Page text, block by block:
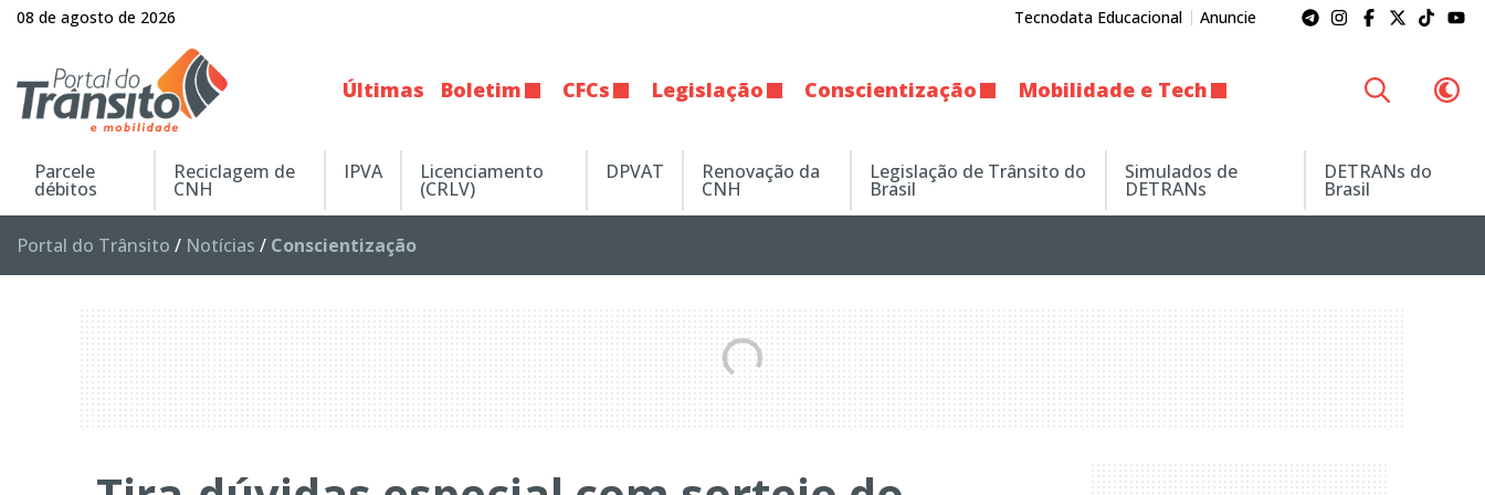
08 de agosto de 2026 Tecnodata Educacional Anuncie
Últimas Boletim CFCs Legislação Conscientização Mobilidade e Tech
Parcele
débitos
Reciclagem de
CNH
IPVA Licenciamento
(CRLV)
DPVAT Renovação da
CNH
Legislação de Trânsito do
Brasil
Simulados de
DETRANs
DETRANs do
Brasil
Portal do Trânsito / Notícias / Conscientização